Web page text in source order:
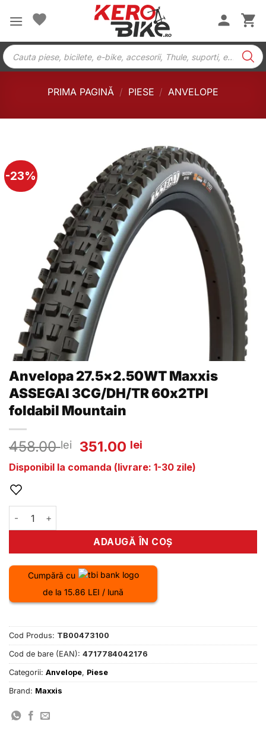
Products
search
PRIMA PAGINĂ / PIESE / ANVELOPE
-23%
Anvelopa 27.5×2.50WT Maxxis
ASSEGAI 3CG/DH/TR 60x2TPI
foldabil Mountain
458.00lei
Prețul
inițial
a
351.00 lei
curent
este:
Disponibil la comanda (livrare: 1-30 zile)
Cantitate Anvelopa 27.5x2.50WT Maxxis ASSEGAI 3CG/
ADAUGĂ ÎN COȘ
Cumpără cu
de la 15.86 LEI / lună
Cod Produs: TB00473100
Cod de bare (EAN): 4717784042176
Categorii: Anvelope, Piese
Brand: Maxxis